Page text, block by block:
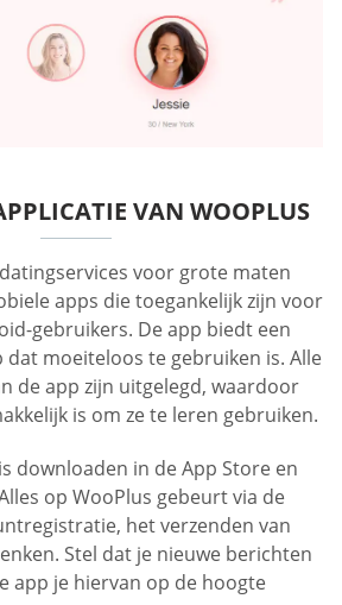
VAN WOOPLUS
voor grote maten
apps die toegankelijk zijn voor
gebruikers. De app biedt een
moeiteloos te gebruiken is. Alle
de app zijn uitgelegd, waardoor
is om ze te leren gebruiken.
downloaden in de App Store en
op WooPlus gebeurt via de
het verzenden van
Stel dat je nieuwe berichten
app je hiervan op de hoogte